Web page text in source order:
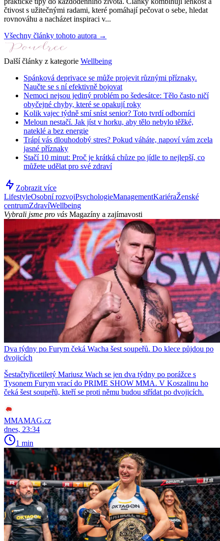
čtivost s užitečnými radami, které pomáhají pečovat o sebe, hledat
rovnováhu a nacházet inspiraci v...
Všechny články tohoto autora →
Další články z kategorie Wellbeing
Spánková deprivace se může projevit různými příznaky.
Naučte se s ní efektivně bojovat
Nemoci nejsou jediný problém po šedesátce: Tělo často ničí
obyčejné chyby, které se opakují roky
Kolik vajec týdně smí sníst senior? Toto tvrdí odborníci
Meloun nestačí. Jak jíst v horku, aby tělo nebylo těžké,
nateklé a bez energie
Trápí vás dlouhodobý stres? Pokud váháte, napoví vám zcela
jasné příznaky
Stačí 10 minut: Proč je krátká chůze po jídle to nejlepší, co
můžete udělat pro své zdraví
Zobrazit více
LifestyleOsobní rozvojPsychologieManagementKariéraŽenské
centrumZdravíWellbeing
Vybrali jsme pro vás Magazíny a zajímavosti
Dva týdny po Furym čeká Wacha šest soupeřů. Do klece půjdou po
dvojicích
Šestačtyřicetiletý Mariusz Wach se jen dva týdny po porážce s
Tysonem Furym vrací do PRIME SHOW MMA. V Koszalinu ho
čeká šest soupeřů, kteří se proti němu budou střídat po dvojicích.
MMAMAG.cz
dnes, 23:34
1 min